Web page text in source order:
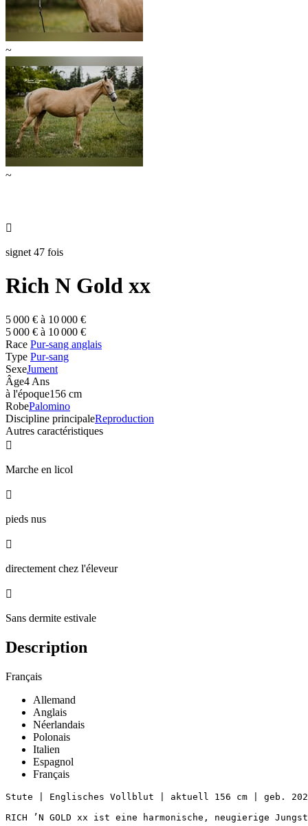
~
~

signet 47 fois
Rich N Gold xx
5 000 € à 10 000 €
5 000 € à 10 000 €
Race Pur-sang anglais
Type Pur-sang
SexeJument
Âge4 Ans
à l'époque156 cm
RobePalomino
Discipline principaleReproduction
Autres caractéristiques

Marche en licol

pieds nus

directement chez l'éleveur

Sans dermite estivale
Description
Français
Allemand
Anglais
Néerlandais
Polonais
Italien
Espagnol
Français
Stute | Englisches Vollblut | aktuell 156 cm | geb.
RICH ’N GOLD xx ist eine harmonische, neugierige